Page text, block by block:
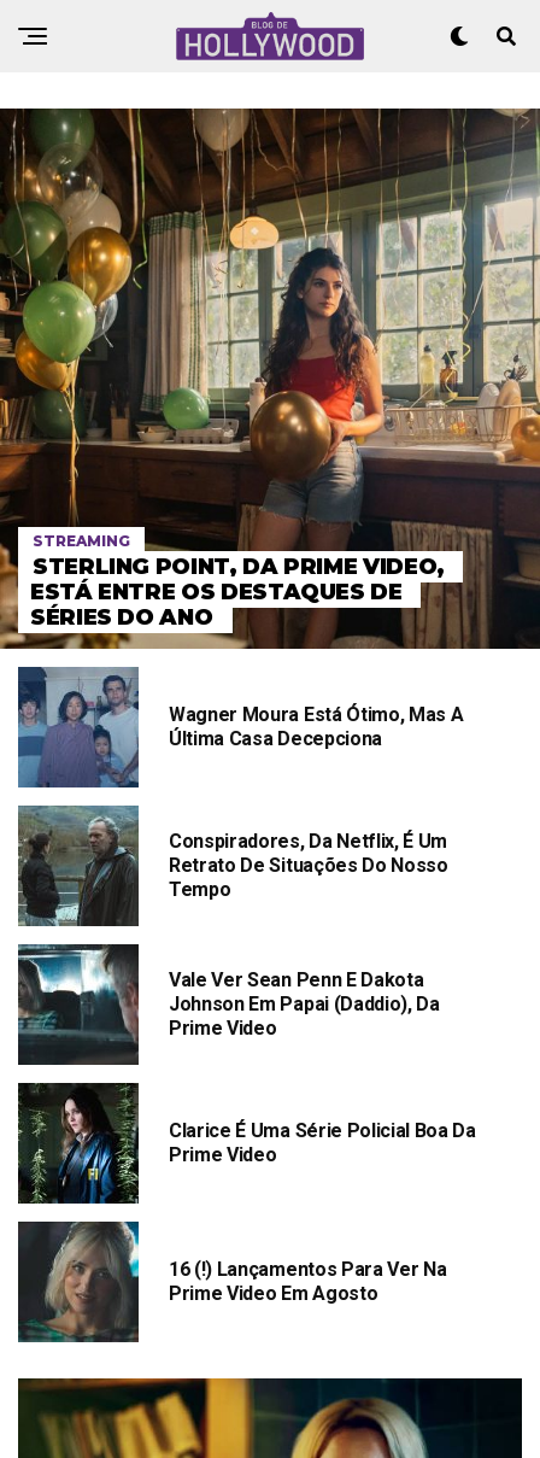
STREAMING
STERLING POINT, DA PRIME VIDEO,
ESTÁ ENTRE OS DESTAQUES DE
SÉRIES DO ANO
Wagner Moura Está Ótimo, Mas A
Última Casa Decepciona
Conspiradores, Da Netflix, É Um
Retrato De Situações Do Nosso
Tempo
Vale Ver Sean Penn E Dakota
Johnson Em Papai (Daddio), Da
Prime Video
Clarice É Uma Série Policial Boa Da
Prime Video
16 (!) Lançamentos Para Ver Na
Prime Video Em Agosto